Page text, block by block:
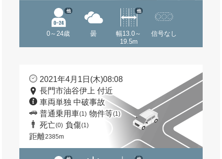
0～24歳
他
曇
幅13.0～
19.5m
他
信号なし
2021年4月1日(木)08:08
長門市油谷伊上 付近
車両単独 中破事故
普通乗用車(1) 物件等(1)
死亡(0) 負傷(1)
距離2385m